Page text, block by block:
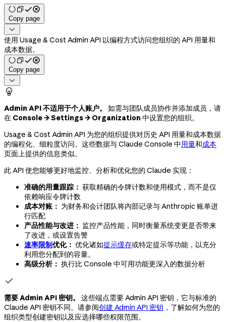
Copy page

使用 Usage & Cost Admin API 以编程方式访问您组织的 API 用量和
成本数据。
Copy page


Admin API 不适用于个人账户。
如需与团队成员协作并添加成员，请
在 Console → Settings → Organization 中设置您的组织。
Usage & Cost Admin API 为您的组织提供对历史 API 用量和成本数据
的编程化、细粒度访问。这些数据与 Claude Console 中用量和成本
页面上提供的信息类似。
此 API 使您能够更好地监控、分析和优化您的 Claude 实现：
准确的用量跟踪： 获取精确的令牌计数和使用模式，而不是仅
依赖响应令牌计数
成本对账： 为财务和会计团队将内部记录与 Anthropic 账单进
行匹配
产品性能与改进： 监控产品性能，同时衡量系统变更是否带来
了改进，或设置告警
速率限制优化： 优化诸如提示缓存或特定提示等功能，以充分
利用您分配到的容量。
高级分析： 执行比 Console 中可用功能更深入的数据分析

需要 Admin API 密钥。
这些端点需要 Admin API 密钥，它与标准的
Claude API 密钥不同。请参阅创建 Admin API 密钥 ，了解如何为您的
组织类型创建密钥以及应选择哪些权限范围。